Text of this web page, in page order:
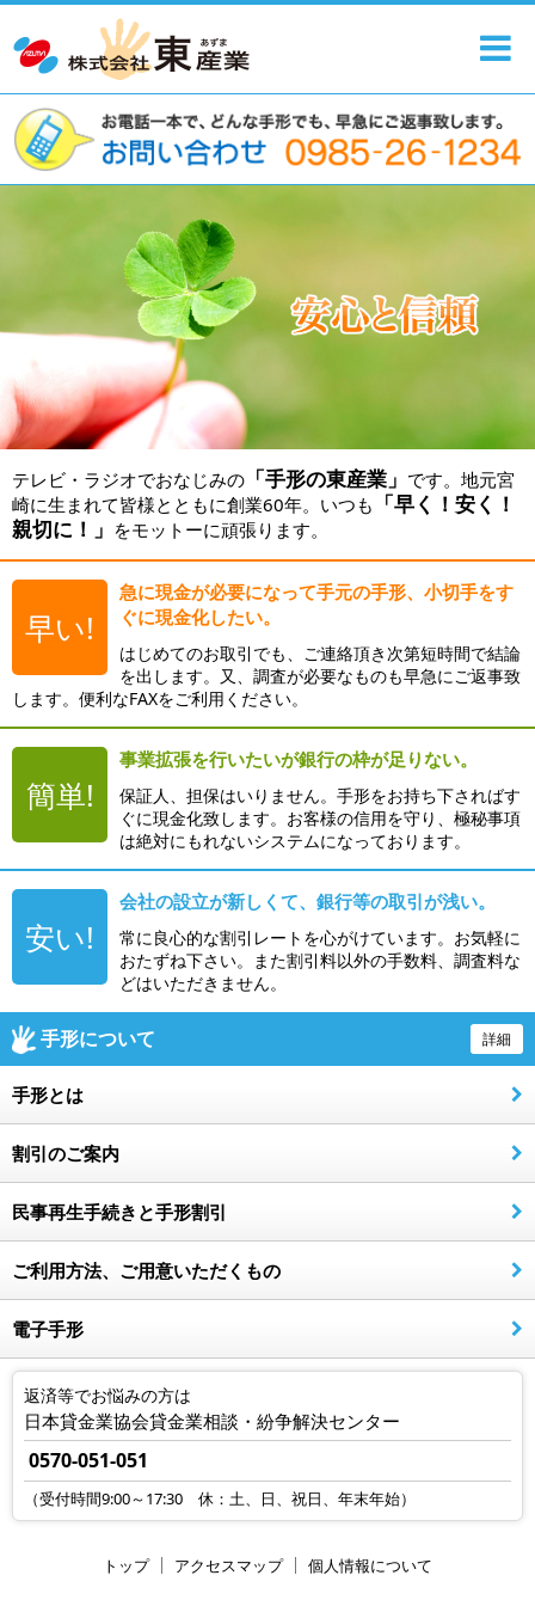
テレビ・ラジオでおなじみの 「手形の東産業」 です。地元宮
崎に生まれて皆様とともに創業60年。いつも 「早く！安く！
親切に！」 をモットーに頑張ります。
早い!
急に現金が必要になって手元の手形、小切手をす
ぐに現金化したい。
はじめてのお取引でも、ご連絡頂き次第短時間で結論
を出します。又、調査が必要なものも早急にご返事致
します。便利なFAXをご利用ください。
簡単!
事業拡張を行いたいが銀行の枠が足りない。
保証人、担保はいりません。手形をお持ち下さればす
ぐに現金化致します。お客様の信用を守り、極秘事項
は絶対にもれないシステムになっております。
安い!
会社の設立が新しくて、銀行等の取引が浅い。
常に良心的な割引レートを心がけています。お気軽に
おたずね下さい。また割引料以外の手数料、調査料な
どはいただきません。
手形について 詳細
手形とは
割引のご案内
民事再生手続きと手形割引
ご利用方法、ご用意いただくもの
電子手形
返済等でお悩みの方は
日本貸金業協会貸金業相談・紛争解決センター
0570-051-051
（受付時間9:00～17:30 休：土、日、祝日、年末年始）
トップ アクセスマップ 個人情報について